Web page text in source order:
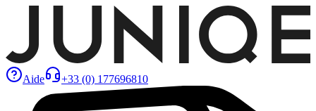
Aide +33 (0) 177696810